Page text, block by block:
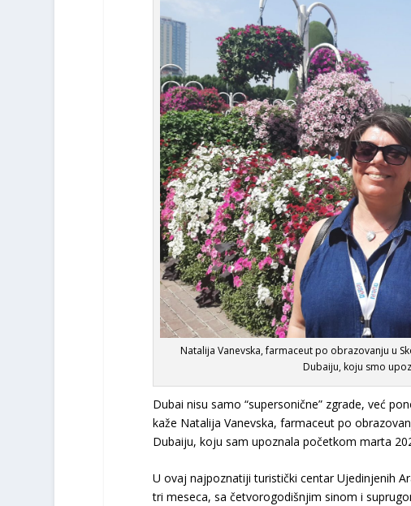
Natalija Vanevska, farmaceut po obrazovanju u
Dubaiju, koju smo
Dubai nisu samo “supersonične” zgrade, već
kaže Natalija Vanevska, farmaceut po
Dubaiju, koju sam upoznala početkom marta
U ovaj najpoznatiji turistički centar Ujedinjenih
tri meseca, sa četvorogodišnjim sinom i